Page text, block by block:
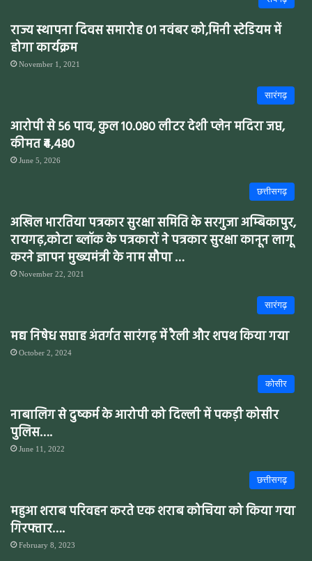
राज्य स्थापना दिवस समारोह 01 नवंबर को,मिनी स्टेडियम में
होगा कार्यक्रम
November 1, 2021
सारंगढ़
आरोपी से 56 पाव, कुल 10.080 लीटर देशी प्लेन मदिरा जप्त,
कीमत ₹4,480
June 5, 2026
छत्तीसगढ़
अखिल भारतिया पत्रकार सुरक्षा समिति के सरगुजा अम्बिकापुर,
रायगढ़,कोटा ब्लॉक के पत्रकारों ने पत्रकार सुरक्षा कानून लागू
करने ज्ञापन मुख्यमंत्री के नाम सौपा …
November 22, 2021
सारंगढ़
मद्य निषेध सप्ताह अंतर्गत सारंगढ़ में रैली और शपथ किया गया
October 2, 2024
कोसीर
नाबालिग से दुष्कर्म के आरोपी को दिल्ली में पकड़ी कोसीर
पुलिस….
June 11, 2022
छत्तीसगढ़
महुआ शराब परिवहन करते एक शराब कोचिया को किया गया
गिरफ्तार….
February 8, 2023